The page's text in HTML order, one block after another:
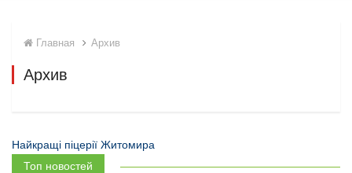
Главная Архив
Архив
Найкращі піцерії Житомира
Топ новостей